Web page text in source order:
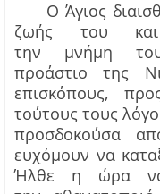
Ο Άγιος
ζωής του
την μνήμη
προάστιο της
επισκόπους,
τούτους τους
προσδοκούσα
ευχόμουν να
Ήλθε η ώρα να